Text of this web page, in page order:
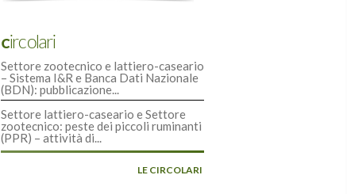
Circolari
Settore zootecnico e lattiero-caseario
– Sistema I&R e Banca Dati Nazionale
(BDN): pubblicazione...
Settore lattiero-caseario e Settore
zootecnico: peste dei piccoli ruminanti
(PPR) – attività di...
LE CIRCOLARI